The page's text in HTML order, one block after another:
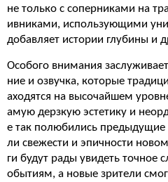
не только с соперниками на
ивниками, использующими
добавляет истории глубины и
Особого внимания
ние и озвучка, которые
аходятся на высочайшем
амую дерзкую эстетику и
е так полюбились предыдущие
ли свежести и эпичности
ги будут рады увидеть точное
обытиям, а новые зрители